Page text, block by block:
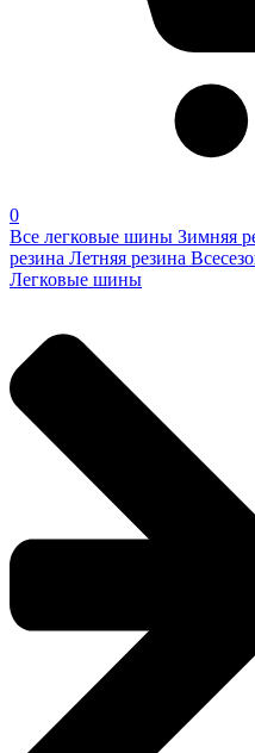
0
Все легковые шины Зимняя
резина Летняя резина
Легковые шины